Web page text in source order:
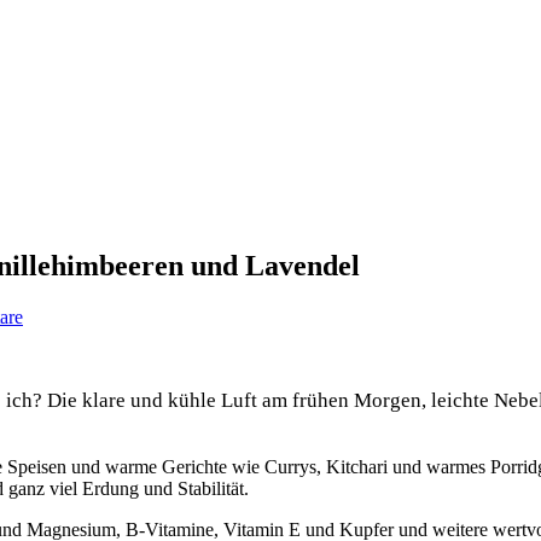
und Lavendel
Die klare und kühle Luft am frühen Morgen, leichte
und warme Gerichte wie Currys, Kitchari und warmes
ganz viel Erdung und Stabilität.
Magnesium, B-Vitamine, Vitamin E und Kupfer und weitere